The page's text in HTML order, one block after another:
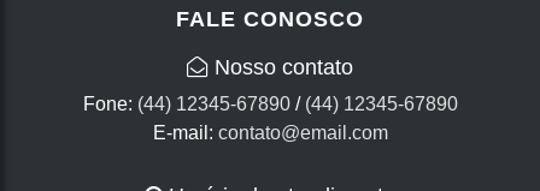
FALE CONOSCO
Nosso contato
Fone: (44) 12345-67890/ (44) 12345-67890
E-mail: contato@email.com